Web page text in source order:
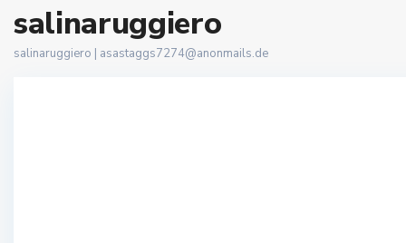
salinaruggiero
salinaruggiero | asastaggs7274@anonmails.de